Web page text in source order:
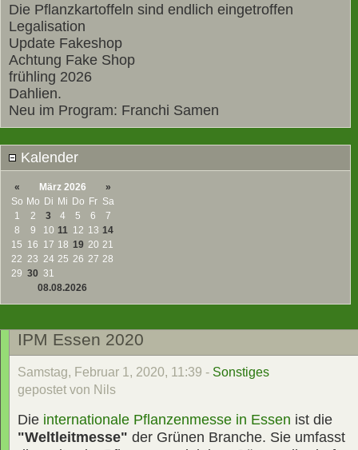
Die Pflanzkartoffeln sind endlich eingetroffen
Legalisation
Update Fakeshop
Achtung Fake Shop
frühling 2026
Dahlien.
Neu im Program: Franchi Samen
Kalender
« März 2026
»
So Mo Di Mi Do Fr Sa
1
2 3 4 5 6
7
8
9 10 11 12 13 14
15 16 17 18 19 20 21
22 23 24 25 26 27 28
29 30 31
08.08.2026
IPM Essen 2020
Samstag, Februar 1, 2020, 11:39 - Sonstiges
gepostet von Nils
Die internationale Pflanzenmesse in Essen ist die
"Weltleitmesse" der Grünen Branche. Sie umfasst